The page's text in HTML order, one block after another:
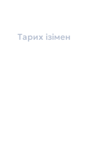
Тарих ізімен